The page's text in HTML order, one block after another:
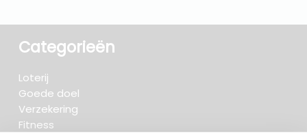
Categorieën
Loterij
Goede doel
Verzekering
Fitness